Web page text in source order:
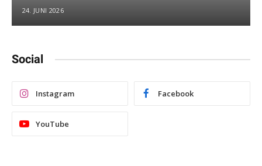
24. JUNI 2026
Social
Instagram Facebook
YouTube